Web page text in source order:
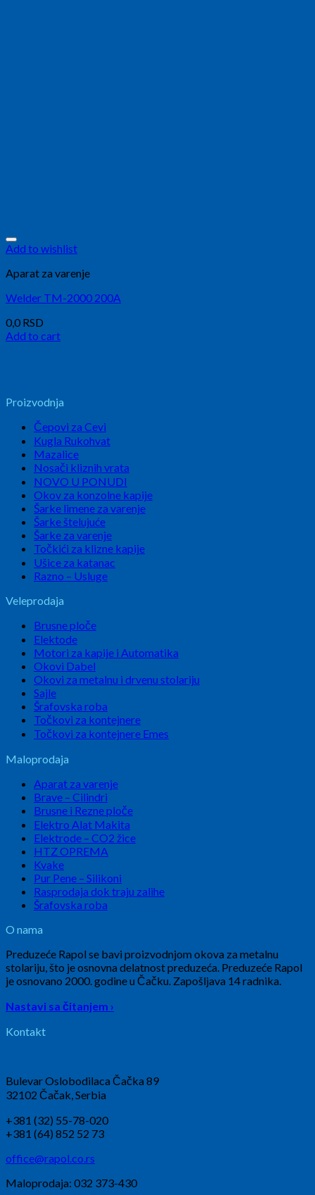
Add to wishlist
Aparat za varenje
Welder TM-2000 200A
0,0 RSD
Add to cart
Proizvodnja
Čepovi za Cevi
Kugla Rukohvat
Mazalice
Nosači kliznih vrata
NOVO U PONUDI
Okov za konzolne kapije
Šarke limene za varenje
Šarke štelujuće
Šarke za varenje
Točkići za klizne kapije
Ušice za katanac
Razno – Usluge
Veleprodaja
Brusne ploče
Elektode
Motori za kapije i Automatika
Okovi Dabel
Okovi za metalnu i drvenu stolariju
Sajle
Šrafovska roba
Točkovi za kontejnere
Točkovi za kontejnere Emes
Maloprodaja
Aparat za varenje
Brave – Cilindri
Brusne i Rezne ploče
Elektro Alat Makita
Elektrode – CO2 žice
HTZ OPREMA
Kvake
Pur Pene – Silikoni
Rasprodaja dok traju zalihe
Šrafovska roba
O nama
Preduzeće Rapol se bavi proizvodnjom okova za metalnu
stolariju, što je osnovna delatnost preduzeća. Preduzeće Rapol
je osnovano 2000. godine u Čačku. Zapošljava 14 radnika.
Nastavi sa čitanjem ›
Kontakt
Bulevar Oslobodilaca Čačka 89
32102 Čačak, Serbia
+381 (32) 55-78-020
+381 (64) 852 52 73
office@rapol.co.rs
Maloprodaja: 032 373-430